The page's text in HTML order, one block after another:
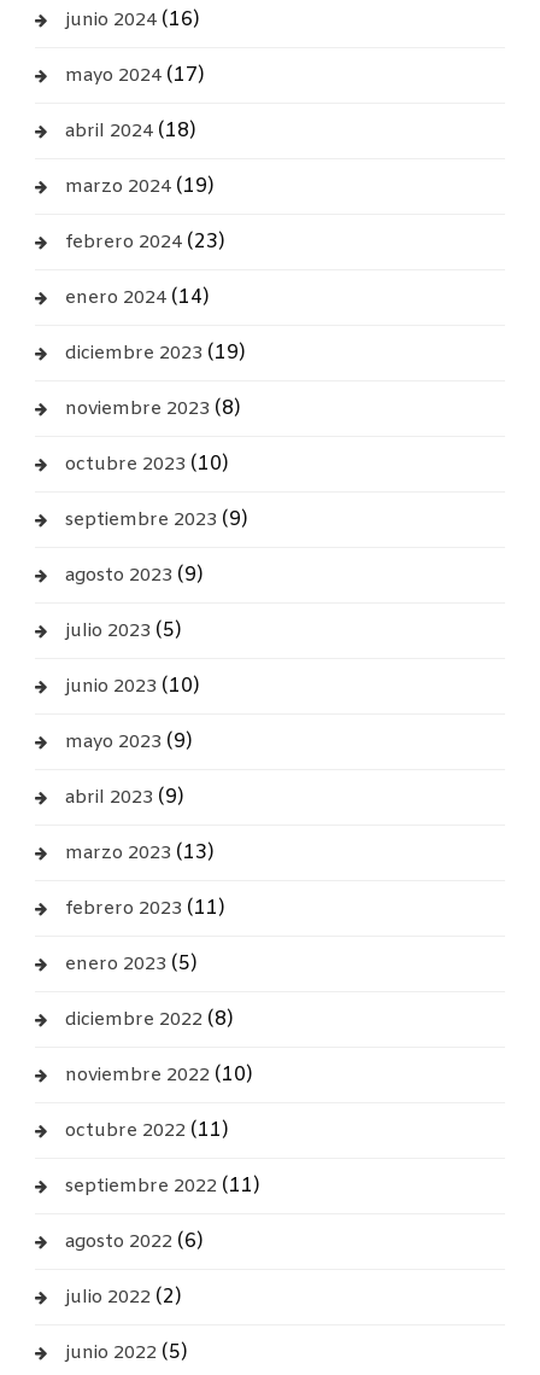
junio 2024(16)
mayo 2024(17)
abril 2024(18)
marzo 2024(19)
febrero 2024(23)
enero 2024(14)
diciembre 2023 (19)
noviembre 2023 (8)
octubre 2023 (10)
septiembre 2023 (9)
agosto 2023 (9)
julio 2023 (5)
junio 2023 (10)
mayo 2023 (9)
abril 2023 (9)
marzo 2023 (13)
febrero 2023 (11)
enero 2023 (5)
diciembre 2022 (8)
noviembre 2022 (10)
octubre 2022 (11)
septiembre 2022 (11)
agosto 2022 (6)
julio 2022 (2)
junio 2022 (5)